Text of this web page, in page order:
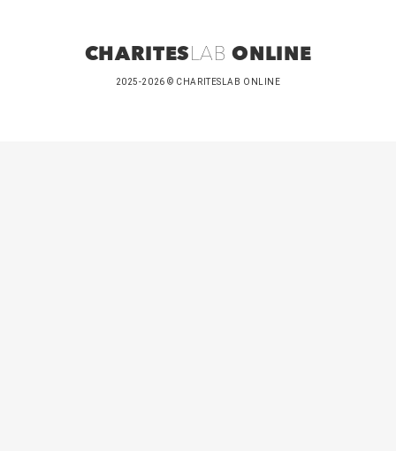
CHARITESLAB ONLINE
2025-2026 © CHARITESLAB ONLINE